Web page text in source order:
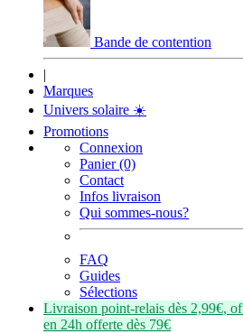
Bande de contention
|
Marques
Univers solaire ☀️
Promotions
Connexion
Panier (0)
Contact
Infos livraison
Qui sommes-nous?
FAQ
Guides
Sélections
Livraison point-relais dès 2,99€,
en 24h offerte dès 79€